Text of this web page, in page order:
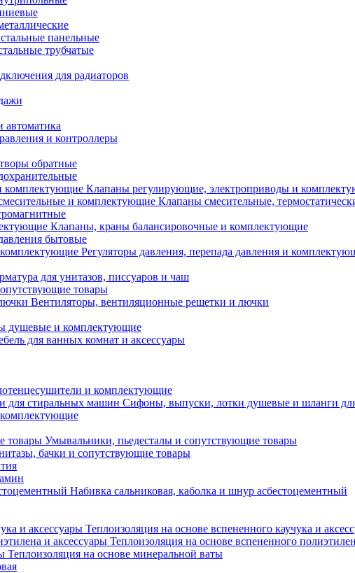
панельные
трубчатые
для радиаторов
автоматика
и контроллеры
обратные
Клапаны регулирующие, электроприводы и
Клапаны смесительные,
Клапаны, краны балансировочные и комплектующие
бытовые
Регуляторы давления, перепада давления и
для унитазов, писсуаров и чаш
товары
Вентиляторы, вентиляционные решетки и лючки
душевые и комплектующие
для ванных комнат и аксессуары
и комплектующие
Сифоны, выпуски, лотки душевые и шланги
Умывальники, пьедесталы и сопутствующие товары
бачки и сопутствующие товары
Набивка сальниковая, каболка и шнур асбестоцементный
Теплоизоляция на основе вспененного каучука и
Теплоизоляция на основе вспененного
Теплоизоляция на основе минеральной ваты